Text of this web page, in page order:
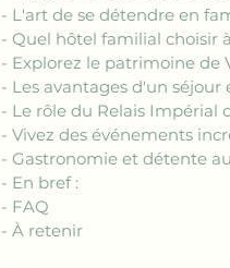
- L'art de se détendre en
- Quel hôtel familial choisir
- Explorez le patrimoine de
- Les avantages d'un
- Le rôle du Relais Impérial
- Vivez des événements
- Gastronomie et détente
- En bref :
- FAQ
- À retenir